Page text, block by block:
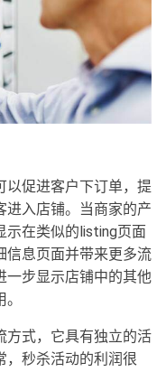
以促进客户下订单，提
进入店铺。当商家的产
示在类似的listing页面
信息页面并带来更多流
一步显示店铺中的其他
方式，它具有独立的活
，秒杀活动的利润很